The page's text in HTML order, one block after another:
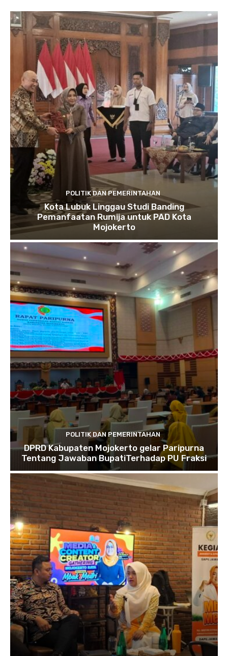
POLITIK DAN PEMERINTAHAN
Kota Lubuk Linggau Studi Banding
Pemanfaatan Rumija untuk PAD Kota
Mojokerto
POLITIK DAN PEMERINTAHAN
DPRD Kabupaten Mojokerto gelar Paripurna
Tentang Jawaban BupatiTerhadap PU Fraksi